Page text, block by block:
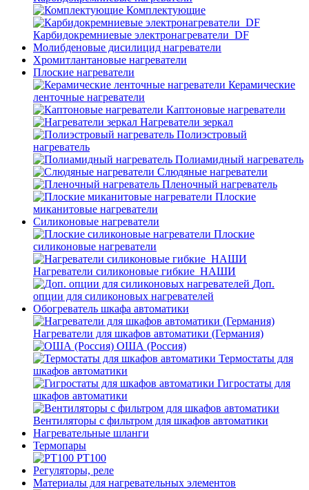
Комплектующие
Карбидокремниевые электронагреватели_DF
Молибденовые дисилицид нагреватели
Хромитлантановые нагреватели
Плоские нагреватели
Керамические
ленточные нагреватели
Каптоновые нагреватели
Нагреватели зеркал
Полиэстровый
нагреватель
Полиамидный нагреватель
Слюдяные нагреватели
Пленочный нагреватель
Плоские
миканитовые нагреватели
Силиконовые нагреватели
Плоские
силиконовые нагреватели
Нагреватели силиконовые гибкие_НАШИ
Доп.
опции для силиконовых нагревателей
Обогреватель шкафа автоматики
Нагреватели для шкафов автоматики (Германия)
ОША (Россия)
Термостаты для
шкафов автоматики
Гигростаты для
шкафов автоматики
Вентиляторы с фильтром для шкафов автоматики
Нагревательные шланги
Термопары
PT100
Регуляторы, реле
Материалы для нагревательных элементов